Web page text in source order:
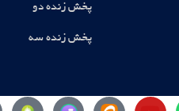
پخش زنده دو
پخش زنده سه
Y